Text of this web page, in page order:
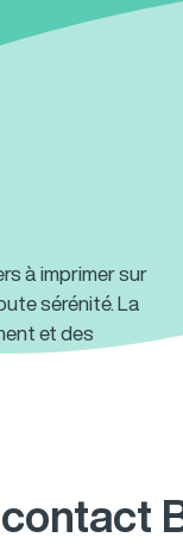
à imprimer sur
sérénité. La
et des